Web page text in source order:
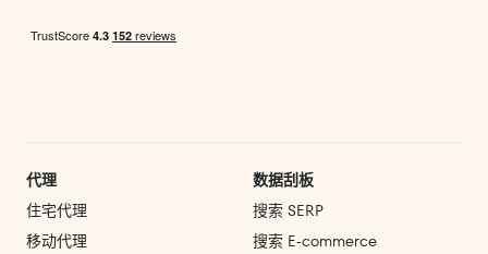
代理
住宅代理
移动代理
数据刮板
搜索 SERP
搜索 E‑commerce